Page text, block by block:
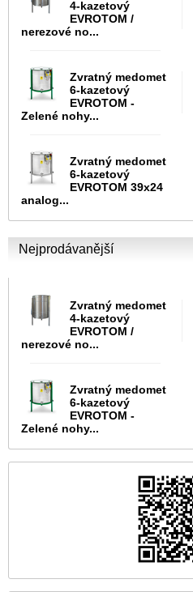
4-kazetový
EVROTOM /
nerezové no...
Zvratný medomet
6-kazetový
EVROTOM -
Zelené nohy...
Zvratný medomet
6-kazetový
EVROTOM 39x24
analog...
Nejprodávanější
Zvratný medomet
4-kazetový
EVROTOM /
nerezové no...
Zvratný medomet
6-kazetový
EVROTOM -
Zelené nohy...